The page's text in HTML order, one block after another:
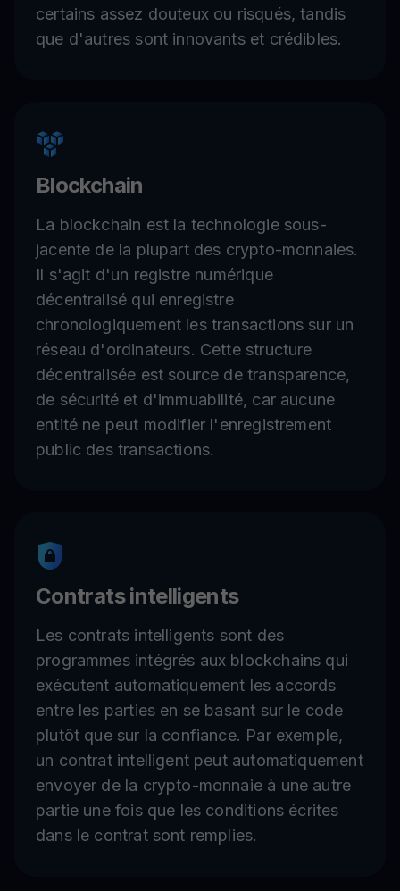
certains assez douteux ou risqués, tandis
que d'autres sont innovants et crédibles.
Blockchain
La blockchain est la technologie sous-
jacente de la plupart des crypto-monnaies.
Il s'agit d'un registre numérique
décentralisé qui enregistre
chronologiquement les transactions sur un
réseau d'ordinateurs. Cette structure
décentralisée est source de transparence,
de sécurité et d'immuabilité, car aucune
entité ne peut modifier l'enregistrement
public des transactions.
Contrats intelligents
Les contrats intelligents sont des
programmes intégrés aux blockchains qui
exécutent automatiquement les accords
entre les parties en se basant sur le code
plutôt que sur la confiance. Par exemple,
un contrat intelligent peut automatiquement
envoyer de la crypto-monnaie à une autre
partie une fois que les conditions écrites
dans le contrat sont remplies.